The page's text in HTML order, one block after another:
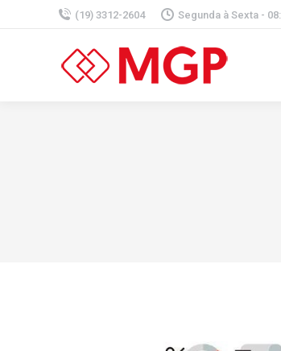
(19) 3312-2604 Segunda à Sexta -